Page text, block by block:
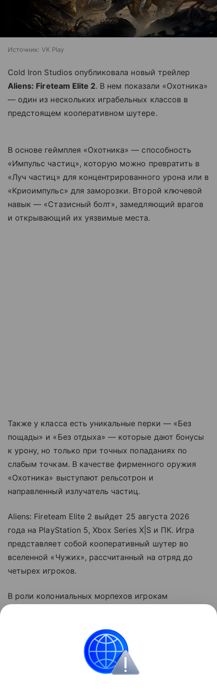
Источник: VK Play
Cold Iron Studios опубликовала новый трейлер
Aliens: Fireteam Elite 2. В нем показали «Охотника»
— один из нескольких играбельных классов в
предстоящем кооперативном шутере.
В основе геймплея «Охотника» — способность
«Импульс частиц», которую можно превратить в
«Луч частиц» для концентрированного урона или в
«Криоимпульс» для заморозки. Второй ключевой
навык — «Стазисный болт», замедляющий врагов
и открывающий их уязвимые места.
Также у класса есть уникальные перки — «Без
пощады» и «Без отдыха» — которые дают бонусы
к урону, но только при точных попаданиях по
слабым точкам. В качестве фирменного оружия
«Охотника» выступают рельсотрон и
направленный излучатель частиц.
Aliens: Fireteam Elite 2 выйдет 25 августа 2026
года на PlayStation 5, Xbox Series X|S и ПК. Игра
представляет собой кооперативный шутер во
вселенной «Чужих», рассчитанный на отряд до
четырех игроков.
В роли колониальных морпехов игрокам
новинке будет важна командная работа,
сыгранность и умение адаптироваться на ходу.